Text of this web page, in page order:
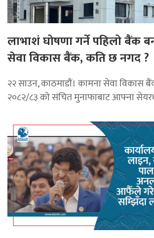
लाभाशं घोषणा गर्ने पहिलो बैंक
सेवा विकास बैंक, कति छ नगद ?
२२ साउन, काठमाडाैं। कामना सेवा
२०८२/८३ को संचित मुनाफाबाट आफ्ना